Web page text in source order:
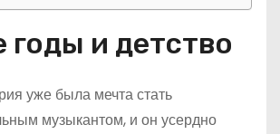
годы и детство
уже была мечта стать
музыкантом, и он усердно